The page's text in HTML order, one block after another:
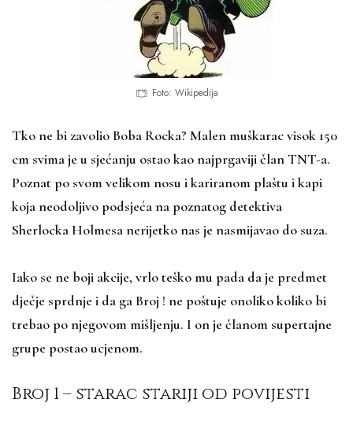
Foto: Wikipedija
Tko ne bi zavolio Boba Rocka? Malen muškarac visok 150
cm svima je u sjećanju ostao kao najprgaviji član TNT-a.
Poznat po svom velikom nosu i kariranom plaštu i kapi
koja neodoljivo podsjeća na poznatog detektiva
Sherlocka Holmesa nerijetko nas je nasmijavao do suza.
Iako se ne boji akcije, vrlo teško mu pada da je predmet
dječje sprdnje i da ga Broj ! ne poštuje onoliko koliko bi
trebao po njegovom mišljenju. I on je članom supertajne
grupe postao ucjenom.
Broj 1 – starac stariji od povijesti